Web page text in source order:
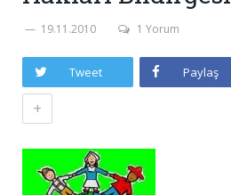
19.11.2010 1 Yorum
Tweet Paylaş
+